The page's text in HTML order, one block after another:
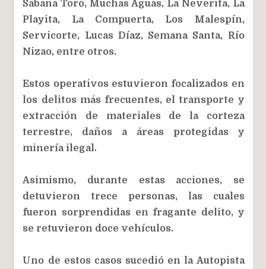
Sabana Toro, Muchas Aguas, La Neverita, La
Playita, La Compuerta, Los Malespín,
Servicorte, Lucas Díaz, Semana Santa, Río
Nizao, entre otros.
Estos operativos estuvieron focalizados en
los delitos más frecuentes, el transporte y
extracción de materiales de la corteza
terrestre, daños a áreas protegidas y
minería ilegal.
Asimismo, durante estas acciones, se
detuvieron trece personas, las cuales
fueron sorprendidas en fragante delito, y
se retuvieron doce vehículos.
Uno de estos casos sucedió en la Autopista